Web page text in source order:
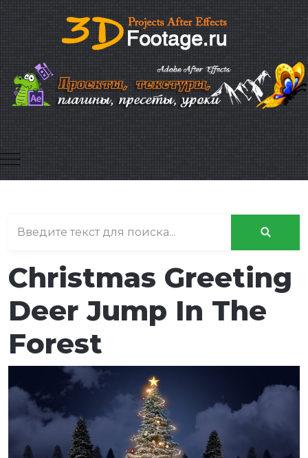
Mobile Menu Toggle
Christmas Greeting
Deer Jump In The
Forest